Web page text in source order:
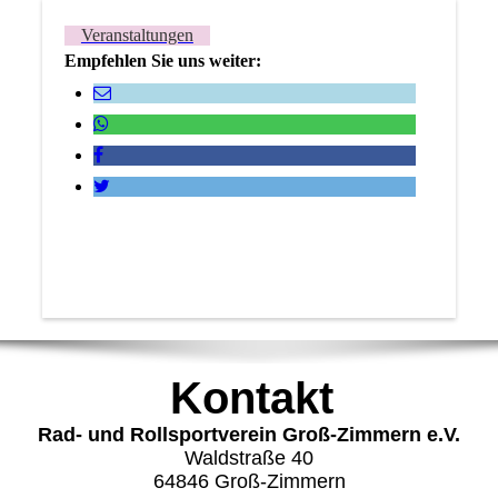
Veranstaltungen
Empfehlen Sie uns weiter:
Kontakt
Rad- und Rollsportverein Groß-Zimmern e.V.
Waldstraße 40
64846 Groß-Zimmern